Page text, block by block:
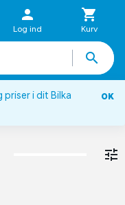
priser i dit Bilka
OK
Log ind Kurv